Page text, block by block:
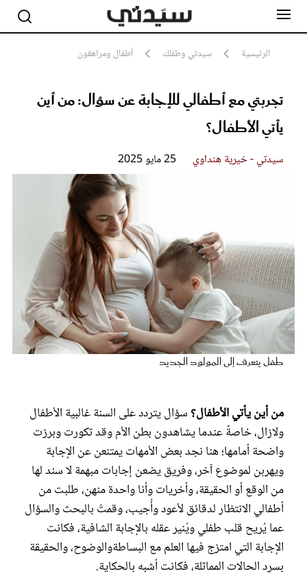
الرئيسية سيدتي وطفلك أطفال ومراهقون
تجربتي مع أطفالي للإجابة عن سؤال: من أين
يأتي الأطفال؟
سيدتي - خيرية هنداوي 25 مايو 2025
طفل يتعرف إلى المولود الجديد
من أين يأتي الأطفال؟ سؤال يتردد على السنة غالبية الأطفال
ولازال، خاصةً عندما يشاهدون بطن الأم وقد تكورت وبرزت
واضحة أمامها؛ هنا نجد بعض الأمهات يمتنعن عن الإجابة
ويهربن لموضوع آخر، وفريق يضعن إجابات مبهمة لا سند لها
من الوقع أو الحقيقة، وأخريات وأنا واحدة منهن، طلبت من
أطفالي الانتظار لدقائق لأعود وأُجيب، وقمتُ بالبحث والسؤال
عما يُريح قلب طفلي ويُنير عقله بالإجابة الشافية، فكانت
الإجابة التي امتزج فيها العلم مع البساطةوالوضوح، والحقيقة
بسرد الحالات المماثلة، فكانت أشبه بالحكاية.
مشاهير
أناقة
جمال
صحة ورشاقة
سيدتي وطفلك
مطبخ سيدتي
مقالات الرأي
ستايل
تقارير
عروس سيدتي
مجلة سيدتي
غلاف رفمي